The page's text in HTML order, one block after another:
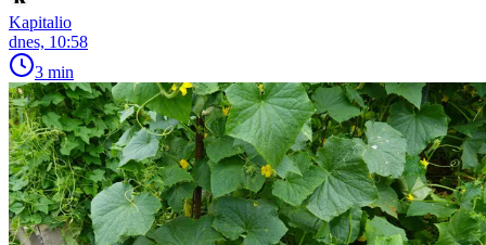
Kapitalio
dnes, 10:58
3 min